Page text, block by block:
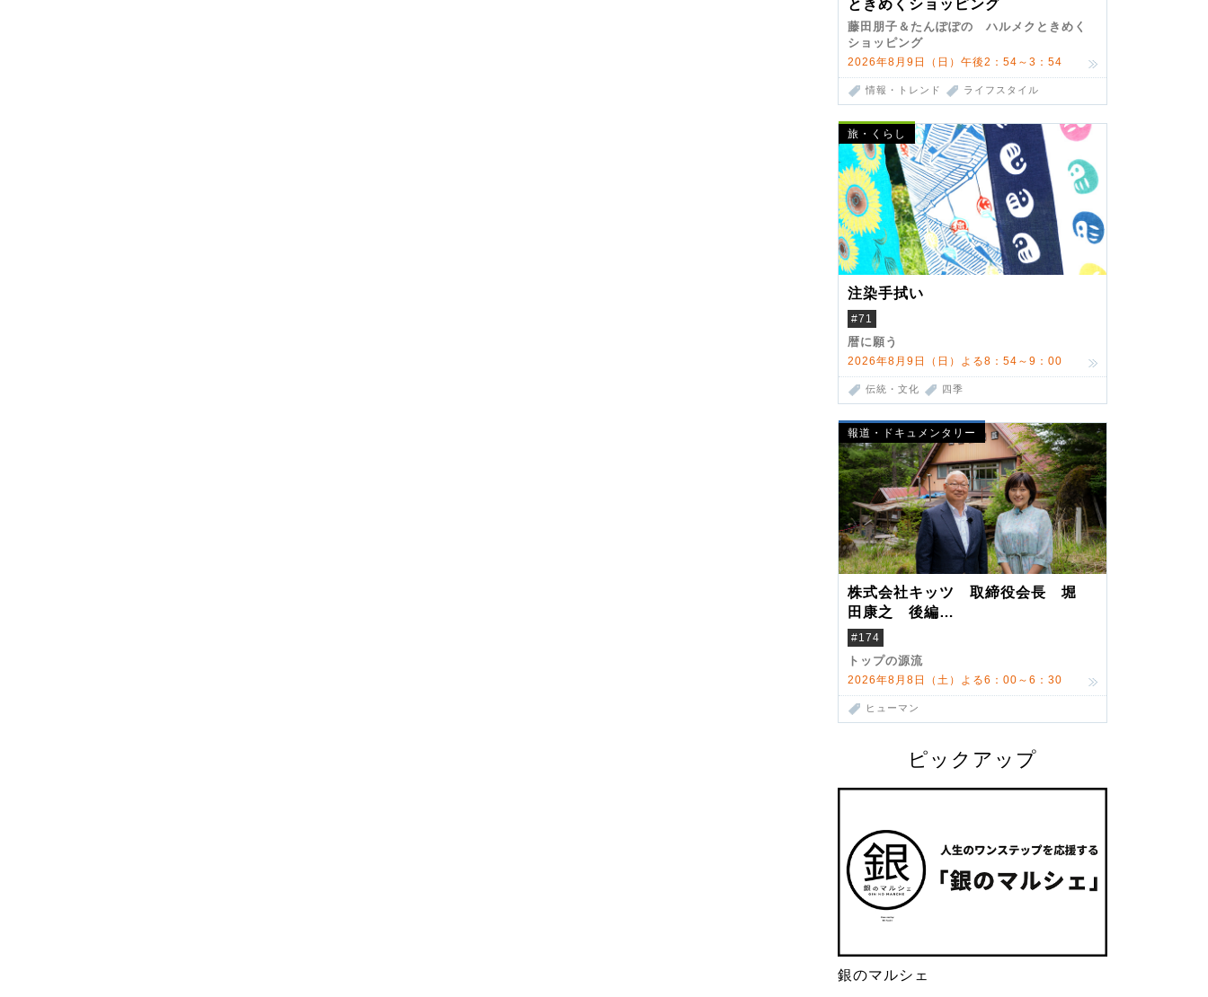
ときめくショッピング
藤田朋子＆たんぽぽの ハルメクときめく
ショッピング
2026年8月9日（日）午後2：54～3：54
情報・トレンド ライフスタイル
旅・くらし
注染手拭い
#71
暦に願う
2026年8月9日（日）よる8：54～9：00
伝統・文化 四季
報道・ドキュメンタリー
株式会社キッツ 取締役会長 堀
田康之 後編
米国駐在でも浮かんだ八ヶ岳 山
小屋を営んだ父母
#174
トップの源流
2026年8月8日（土）よる6：00～6：30
ヒューマン
ピックアップ
銀のマルシェ